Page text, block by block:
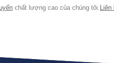
chất lượng cao của chúng tôi.